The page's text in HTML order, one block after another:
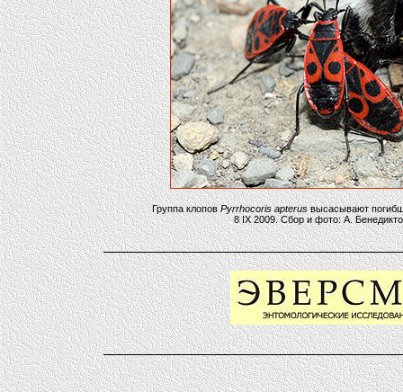
Группа клоповPyrrhocoris apterusвысасывают
8 IX 2009. Сбор и фото: А.